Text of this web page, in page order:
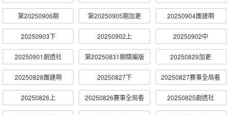
第20250906期 第20250905期加更 20250904團建啊
20250903下 20250902上 20250902中
20250901劇透社 第20250831期精編版 20250829加更
20250828團建啊 20250827下 20250827賽事全局看
20250826上 20250826賽事全局看 20250825劇透社